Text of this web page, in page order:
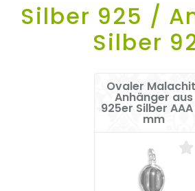
Silber 925 /
Silber
Ovaler
Anhänger aus
925er Silber AAA
mm